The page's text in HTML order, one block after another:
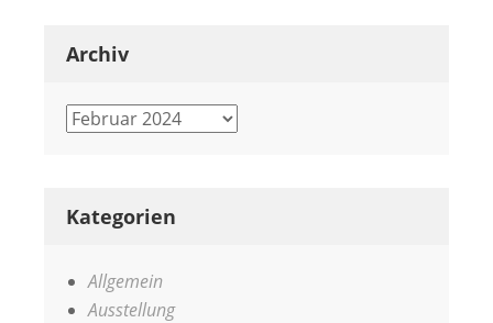
Archiv
Archiv
Kategorien
Allgemein
Ausstellung